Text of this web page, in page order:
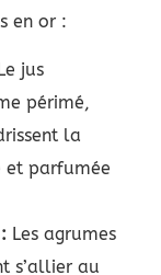
en or :
jus
périmé,
la
et parfumée
Les agrumes
s’allier au